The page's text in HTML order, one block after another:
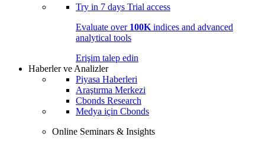
Try in 7 days Trial access
Evaluate over 100K indices and advanced
analytical tools
Erişim talep edin
Haberler ve Analizler
Piyasa Haberleri
Araştırma Merkezi
Cbonds Research
Medya için Cbonds
Online Seminars & Insights